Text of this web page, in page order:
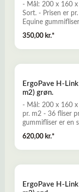
- Mål: 200 x 160
Sort. - Prisen er
Equine
udført af
polyuretan.
multi-anvendelige
mere her om
350,00 kr.*
ErgoPave H-
m2) grøn.
- Mål: 200 x 160 x
pr. m2 - 36 fliser
gummifliser er en
Hårdføre og
anvendelige til
legepladser,
mere her om
620,00 kr.*
ErgoPave H-